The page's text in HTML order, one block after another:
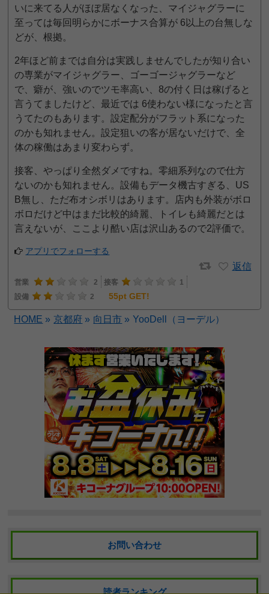
いに来てる人がほぼ居なくなった、マイジャグラーに
至っては毎回明らかにボーナス合算が 6以上の台無しな
どが、根拠。
2年ほど前までは自分は実践しませんでしたが知り合い
の専業がマイジャグラー、ゴーゴージャグラーなど
で、癖が、強いのでツモ率高い、8の付く日は稼げると
言うてましたけど、最近では 6使わない様になったと言
うてたのもあります。設定配分がフラット系になった
のかも知れません。設定狙いの客が居ないだけで、全
体の稼働はあまり変わらず。
接客、やっぱり全然ダメですね。零細系列なので仕方
ないのかも知れません。設備もデータ機古すぎる、US
B無し、ただ布オシボリはあります。店内も外装がボロ
ボロだけど中はまだ比較的綺麗、トイレも綺麗だとは
言えないが、ここより酷い店は沢山あるので2評価で。
アプリでフォローする
返信
営業 2 接客
1
設備
2 55pt GET!
HOME » 京都府 » 向日市 » YooDell（ヨーデル）
お問い合わせ
読者ランキング